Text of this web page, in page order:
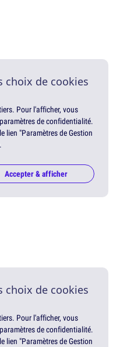
choix de cookies
Pour l'afficher, vous
de confidentialité.
lien "Paramètres de Gestion
Accepter & afficher
choix de cookies
Pour l'afficher, vous
de confidentialité.
lien "Paramètres de Gestion